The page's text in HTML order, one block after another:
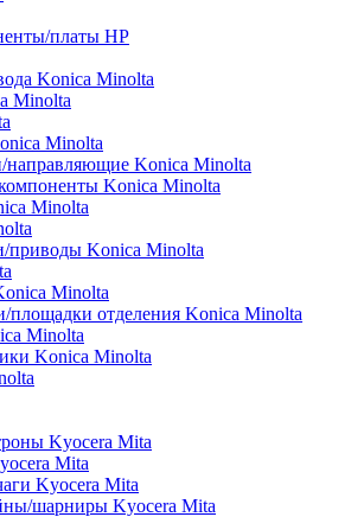
платы HP
Konica Minolta
Minolta
Minolta
направляющие Konica Minolta
Konica Minolta
Minolta
приводы Konica Minolta
Minolta
отделения Konica Minolta
Minolta
Konica Minolta
Kyocera Mita
Mita
Kyocera Mita
шарниры Kyocera Mita